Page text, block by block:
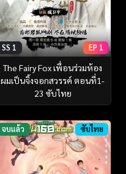
SS 1 EP 1
The Fairy Fox เพื่อนร่วมห้อง
ผมเป็นจิ้งจอกสวรรค์ ตอนที่1-
23 ซับไทย
จบแล้ว ซับไทย